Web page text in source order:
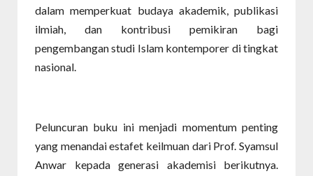
dalam memperkuat budaya akademik, publikasi
ilmiah, dan kontribusi pemikiran bagi
pengembangan studi Islam kontemporer di tingkat
nasional.
Peluncuran buku ini menjadi momentum penting
yang menandai estafet keilmuan dari Prof. Syamsul
Anwar kepada generasi akademisi berikutnya.